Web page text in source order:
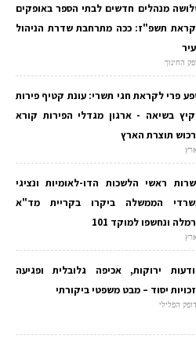
מנהלים חדשים לבתי הספר באופקים
תשפ"ז: ככה מתרחבת שדרת הניהול
החינוך
פרי לקראת חגי תשרי: עונת קטיף פירות
בשיאה - ארגון מגדלי הפירות קורא
תוצרת הארץ
ראשי הלשכות הדו-לאומיות ונציגי
הממשלה ביקרו בקריית מד"א
ונחשפו למוקד 101
ירוקות, אכיפה גלובלית ופגיעה
יסוד – מבט משפטי ביקורתי
הפלילי